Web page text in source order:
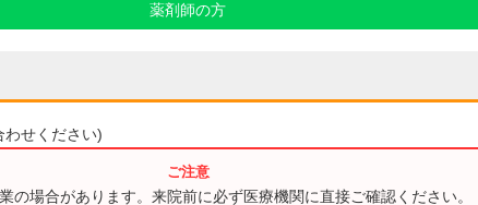
薬剤師の方
わせください)
の場合があります。来院前に必ず医療機関に直接ご確認ください。